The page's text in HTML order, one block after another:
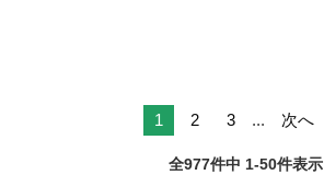
1 2 3 ... 次へ
全977件中 1-50件表示